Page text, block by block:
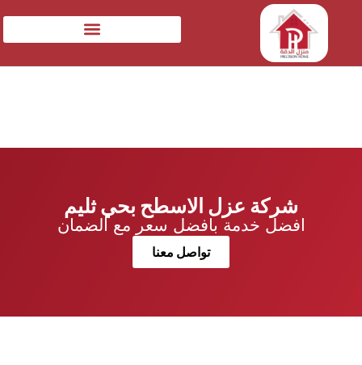
شركة عزل الاسطح بحي ثليم
افضل خدمة بافضل سعر مع الضمان
تواصل معنا